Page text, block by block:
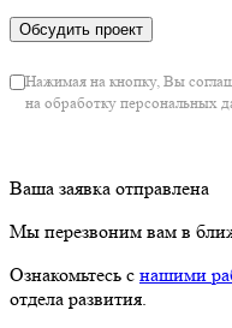
Нажимая на кнопку, Вы
на обработку персональных
Ваша заявка отправлена
Мы перезвоним вам в
Ознакомьтесь с нашими
отдела развития.